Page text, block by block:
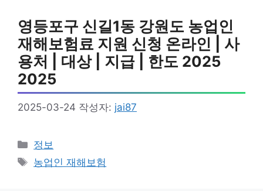
영등포구 신길1동 강원도 농업인
재해보험료 지원 신청 온라인 | 사
용처 | 대상 | 지급 | 한도 2025
2025
2025-03-24 작성자: jai87
카
테
정보
태
농업인 재해보험